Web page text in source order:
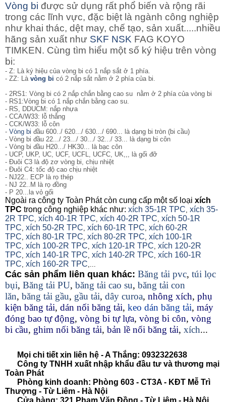
Vòng bi được sử dụng rất phổ biến và rộng rãi
trong các lĩnh vực, đặc biệt là ngành công nghiệp
như khai thác, dệt may, chế tạo, sản xuất.....nhiều
hãng sản xuất như SKF NSK FAG KOYO
TIMKEN. Cùng tìm hiểu một số ký hiệu trên vòng
bi:
- Z: Là ký hiệu của vòng bi có 1 nắp sắt ở 1 phía.
- ZZ: Là vòng bi có 2 nắp sắt nằm ở 2 phía của bi.
- 2RS1: Vòng bi có 2 nắp chắn bằng cao su nằm ở 2 phía của vòng bi
- RS1:Vòng bi có 1 nắp chắn bằng cao su.
- RS, DDUCM: nắp nhựa
- CCA/W33: lỗ thẳng
- CCK/W33: lỗ côn
- Vòng bi đầu 600../ 620.../ 630.../ 690... là dạng bi tròn (bi cầu)
- Vòng bi đầu 22.../ 23.../ 30.../ 32.../ 33... là dạng bi côn
- Vòng bi đầu H20.../ HK30... là bạc côn
- UCP, UKP, UC, UCF, UCFL, UCFC, UK,,, là gối đỡ
- Đuôi C3 là độ zơ vòng bi, chịu nhiệt
- Đuôi C4: tốc độ cao chịu nhiệt
- NJ22.. ECP là rọ thép
- NJ 22..M là rọ đồng
- P 20...la vỏ gối
Ngoài ra công ty Toàn Phát còn cung cấp một số loại xích
TPC trong công nghiệp khác như: xích 35-1R TPC, xích 35-
2R TPC, xích 40-1R TPC, xích 40-2R TPC, xích 50-1R
TPC, xích 50-2R TPC, xích 60-1R TPC, xích 60-2R
TPC, xích 80-1R TPC, xích 80-2R TPC, xích 100-1R
TPC, xích 100-2R TPC, xích 120-1R TPC, xích 120-2R
TPC, xích 140-1R TPC, xích 140-2R TPC, xích 160-1R
TPC, xích 160-2R TPC,...
Các sản phẩm liên quan khác: Băng tải pvc, túi lọc
bụi, Băng tải PU, băng tải cao su, băng tải con
lăn, băng tải gầu, gầu tải, dây curoa, nhông xích, phụ
kiện băng tải, dán nối băng tải, keo dán băng tải, máy
đóng bao tự động, vòng bi tự lựa, vòng bi côn, vòng
bi cầu, ghim nối băng tải, bản lề nối băng tải, xích...
Mọi chi tiết xin liên hệ - A Thắng: 0932322638
Công ty TNHH xuất nhập khẩu đầu tư và thương mại
Toàn Phát
Phòng kinh doanh: Phòng 603 - CT3A - KĐT Mễ Trì
Thượng - Từ Liêm - Hà Nội